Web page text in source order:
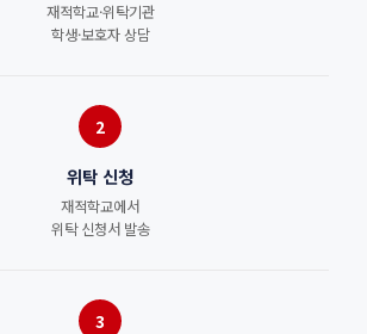
재적학교·위탁기관
학생·보호자 상담
2
위탁 신청
재적학교에서
위탁 신청서 발송
3